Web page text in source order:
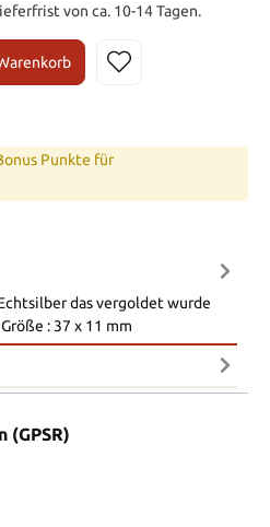
von ca. 10-14 Tagen.
Punkte für
das vergoldet wurde
: 37 x 11 mm